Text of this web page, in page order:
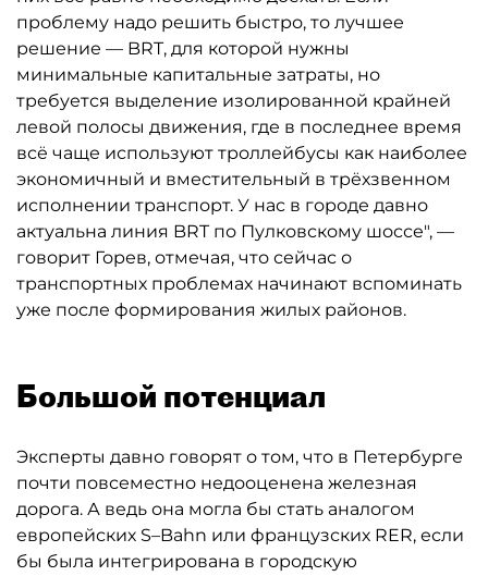
проблему надо решить быстро, то лучшее
решение — BRT, для которой нужны
минимальные капитальные затраты, но
требуется выделение изолированной крайней
левой полосы движения, где в последнее время
всё чаще используют троллейбусы как наиболее
экономичный и вместительный в трёхзвенном
исполнении транспорт. У нас в городе давно
актуальна линия BRT по Пулковскому шоссе", —
говорит Горев, отмечая, что сейчас о
транспортных проблемах начинают вспоминать
уже после формирования жилых районов.
Большой потенциал
Эксперты давно говорят о том, что в Петербурге
почти повсеместно недооценена железная
дорога. А ведь она могла бы стать аналогом
европейских S–Bahn или французских RER, если
бы была интегрирована в городскую